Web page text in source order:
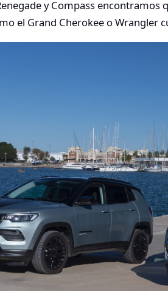
y Compass encontramos
el Grand Cherokee o Wrangler